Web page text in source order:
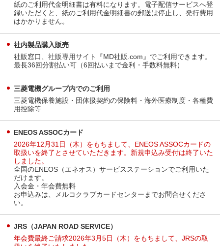
紙のご利用代金明細書は有料になります。電子配信サービスへ登
録いただくと、紙のご利用代金明細書の郵送は停止し、発行費用
はかかりません。
社内製品購入販売
社販窓口、社販専用サイト『MD社販.com』でご利用できます。
最長36回分割払い可（6回払いまで金利・手数料無料）
三菱電機グループ内でのご利用
三菱電機保養施設・団体扱契約の保険料・海外医療制度・各種費
用控除等
ENEOS ASSOCカード
2026年12月31日（木）をもちまして、ENEOS ASSOCカードの
取扱いを終了とさせていただきます。新規申込み受付は終了いた
しました。
全国のENEOS（エネオス）サービスステーションでご利用いた
だけます。
入会金・年会費無料
お申込みは、メルコクラブカードセンターまでお問合せくださ
い。
JRS（JAPAN ROAD SERVICE）
年会費最終ご請求2026年3月5日（木）をもちまして、JRSの取